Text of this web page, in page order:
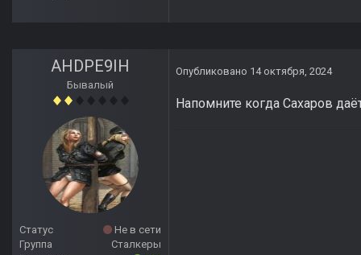
AHDPE9IH
Бывалый
Статус
Не в сети
Группа
Сталкеры
Опубликовано 14 октября, 2024
Напомните когда Сахаров